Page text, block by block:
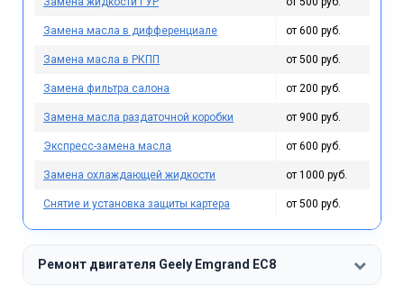
Замена масла в дифференциале от 600 руб.
Замена масла в РКПП от 500 руб.
Замена фильтра салона от 200 руб.
Замена масла раздаточной коробки от 900 руб.
Экспресс-замена масла от 600 руб.
Замена охлаждающей жидкости от 1000 руб.
Снятие и установка защиты картера от 500 руб.
Ремонт двигателя Geely Emgrand EC8